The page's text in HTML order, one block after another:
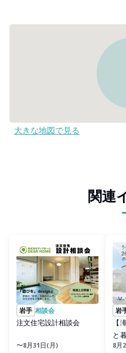
大きな地図で見る
関連
岩手 相談会
注文住宅設計相談会
〜8月31日(月)
岩
【
と
家
8月